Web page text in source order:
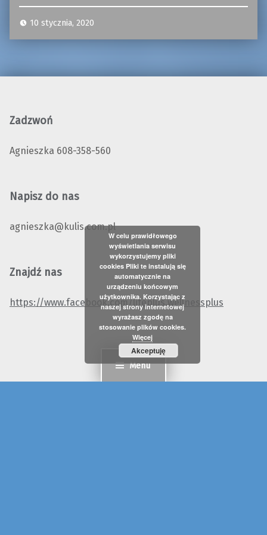
Menu
10 stycznia, 2020
Zadzwoń
Agnieszka 608-358-560
Napisz do nas
agnieszka@kulis.com.pl
Znajdź nas
https://www.facebook.com/lifeplus.wellnessplus
W celu prawidłowego
wyświetlania serwisu
wykorzystujemy pliki
cookies Pliki te instalują się
automatycznie na
urządzeniu końcowym
użytkownika. Korzystając z
naszej strony internetowej
wyrażasz zgodę na
stosowanie plików cookies.
Więcej
Akceptuję